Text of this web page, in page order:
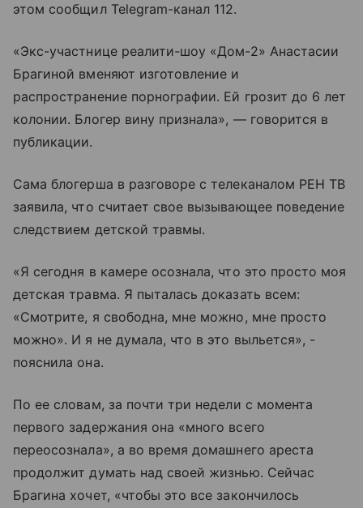
этом сообщил Telegram-канал 112.
«Экс-участнице реалити-шоу «Дом-2» Анастасии
Брагиной вменяют изготовление и
распространение порнографии. Ей грозит до 6 лет
колонии. Блогер вину признала», — говорится в
публикации.
Сама блогерша в разговоре с телеканалом РЕН ТВ
заявила, что считает свое вызывающее поведение
следствием детской травмы.
«Я сегодня в камере осознала, что это просто моя
детская травма. Я пыталась доказать всем:
«Смотрите, я свободна, мне можно, мне просто
можно». И я не думала, что в это выльется», -
пояснила она.
По ее словам, за почти три недели с момента
первого задержания она «много всего
переосознала», а во время домашнего ареста
продолжит думать над своей жизнью. Сейчас
Брагина хочет, «чтобы это все закончилось